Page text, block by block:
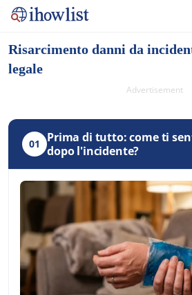
Risarcimento danni da
legale
Advertisement
01
Prima di tutto: come ti
dopo l'incidente?